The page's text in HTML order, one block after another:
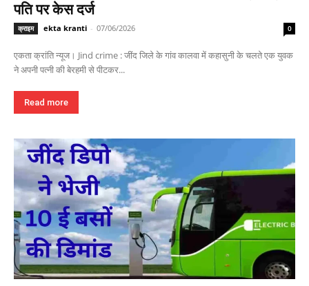
पति पर केस दर्ज
क्राइम ekta kranti - 07/06/2026 0
एकता क्रांति न्यूज। Jind crime : जींद जिले के गांव कालवा में कहासुनी के चलते एक युवक
ने अपनी पत्नी की बेरहमी से पीटकर...
Read more